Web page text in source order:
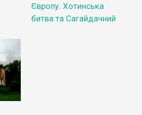
Європу. Хотинська
битва та Сагайдачний